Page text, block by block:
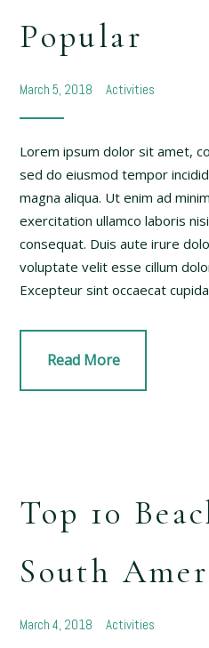
Popular
March 5, 2018 Activities
Lorem ipsum dolor sit amet,
sed do eiusmod tempor
magna aliqua. Ut enim ad
exercitation ullamco laboris
consequat. Duis aute irure
voluptate velit esse cillum
Excepteur sint occaecat
Read More
Top 10
South
March 4, 2018 Activities